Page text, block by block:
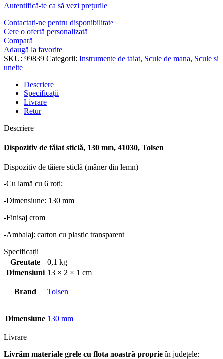
Autentifică-te ca să vezi prețurile
Contactați-ne pentru disponibilitate
Cere o ofertă personalizată
Compară
Adaugă la favorite
SKU: 99839 Categorii: Instrumente de taiat, Scule de mana, Scule si
unelte
Descriere
Specificații
Livrare
Retur
Descriere
Dispozitiv de tăiat sticlă, 130 mm, 41030, Tolsen
Dispozitiv de tăiere sticlă (mâner din lemn)
-Cu lamă cu 6 roți;
-Dimensiune: 130 mm
-Finisaj crom
-Ambalaj: carton cu plastic transparent
Specificații
Greutate
0,1 kg
Dimensiuni 13 × 2 × 1 cm
Brand Tolsen
Dimensiune 130 mm
Livrare
Livrăm materiale grele cu flota noastră proprieîn județele: